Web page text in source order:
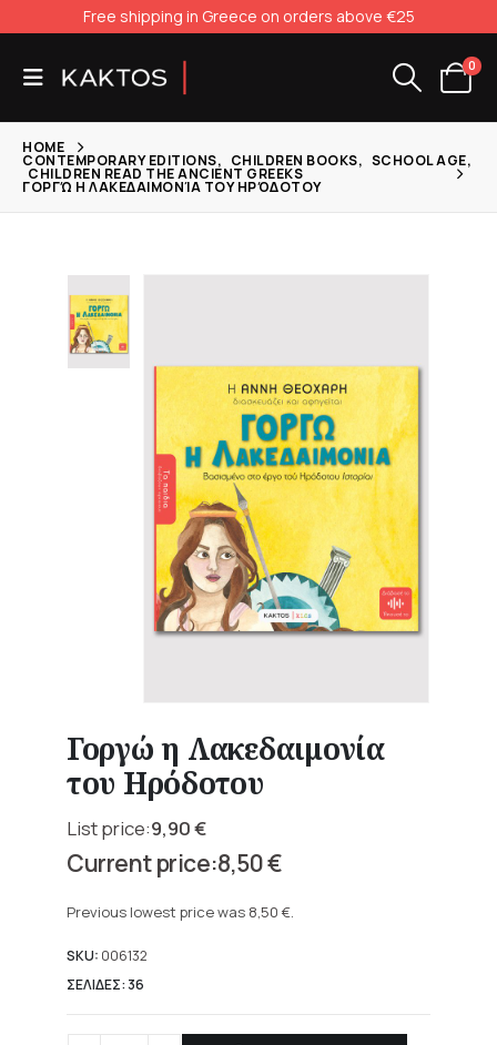
Free shipping in Greece on orders above €25
0
HOME
CONTEMPORARY EDITIONS, CHILDREN BOOKS, SCHOOL AGE,
CHILDREN READ THE ANCIENT GREEKS
ΓΟΡΓΏ Η ΛΑΚΕΔΑΙΜΟΝΊΑ ΤΟΥ ΗΡΌΔΟΤΟΥ
Γοργώ η Λακεδαιμονία
του Ηρόδοτου
9,90€
Original
price
9,90 €.
8,50€
price
8,50 €.
Previous lowest price was 8,50 €.
SKU: 006132
ΣΕΛΙΔΕΣ: 36